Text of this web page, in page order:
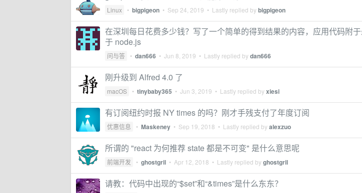
Linux • bigpigeon • Sep 24, 2019 • Lastly replied bybigpigeon
在深圳每日花费多少钱？写了一个简单的得到结果的内容，应用代码附
于 node.js
问与答 • dan666 • Jun 8, 2019 • Lastly replied bydan666
刚升级到 Alfred 4.0 了
macOS • tinybaby365 • Jun 3, 2019 • Lastly replied byxiesi
有订阅纽约时报 NY times 的吗？刚才手残支付了年度订阅
优惠信息 • Maskeney • Sep 19, 2018 • Lastly replied byalexzuo
所谓的 "react 为何推荐 state 都是不可变" 是什么意思呢
前端开发 • ghostgril • Apr 12, 2018 • Lastly replied byghostgril
请教：代码中出现的“$set”和“&times”是什么东东？